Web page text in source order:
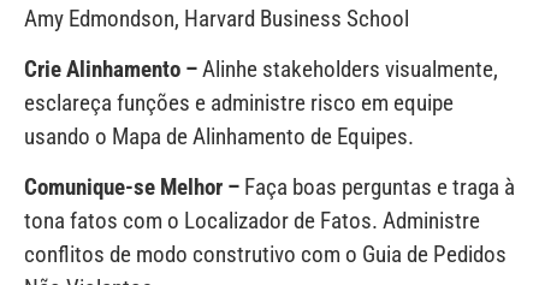
Amy Edmondson, Harvard Business School
Crie Alinhamento –Alinhe stakeholders visualmente,
esclareça funções e administre risco em equipe
usando o Mapa de Alinhamento de Equipes.
Comunique-se Melhor – Faça boas perguntas e traga à
tona fatos com o Localizador de Fatos. Administre
conflitos de modo construtivo com o Guia de Pedidos